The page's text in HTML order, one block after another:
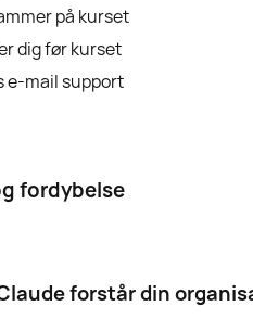
på kurset
dig før kurset
e-mail support
fordybelse
forstår din